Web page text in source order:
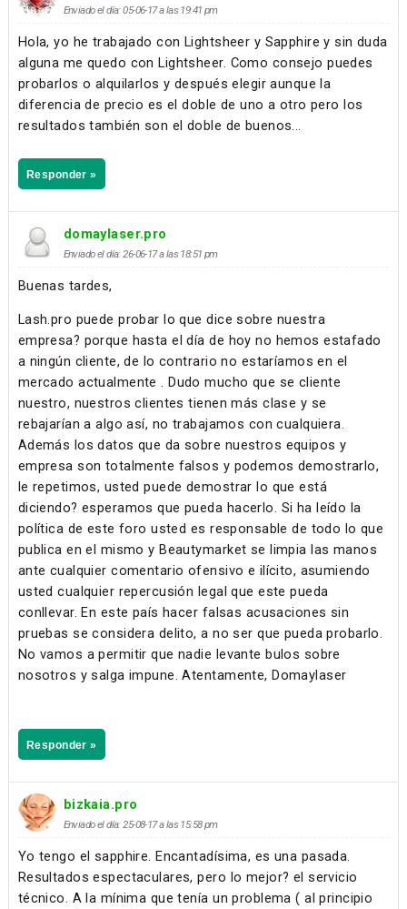
Enviado el día: 05-06-17 a las 19:41 pm
Hola, yo he trabajado con Lightsheer y Sapphire y sin duda
alguna me quedo con Lightsheer. Como consejo puedes
probarlos o alquilarlos y después elegir aunque la
diferencia de precio es el doble de uno a otro pero los
resultados también son el doble de buenos...
Responder »
domaylaser.pro
Enviado el día: 26-06-17 a las 18:51 pm
Buenas tardes,
Lash.pro puede probar lo que dice sobre nuestra
empresa? porque hasta el día de hoy no hemos estafado
a ningún cliente, de lo contrario no estaríamos en el
mercado actualmente . Dudo mucho que se cliente
nuestro, nuestros clientes tienen más clase y se
rebajarían a algo así, no trabajamos con cualquiera.
Además los datos que da sobre nuestros equipos y
empresa son totalmente falsos y podemos demostrarlo,
le repetimos, usted puede demostrar lo que está
diciendo? esperamos que pueda hacerlo. Si ha leído la
política de este foro usted es responsable de todo lo que
publica en el mismo y Beautymarket se limpia las manos
ante cualquier comentario ofensivo e ilícito, asumiendo
usted cualquier repercusión legal que este pueda
conllevar. En este país hacer falsas acusaciones sin
pruebas se considera delito, a no ser que pueda probarlo.
No vamos a permitir que nadie levante bulos sobre
nosotros y salga impune. Atentamente, Domaylaser
Responder »
bizkaia.pro
Enviado el día: 25-08-17 a las 15:58 pm
Yo tengo el sapphire. Encantadísima, es una pasada.
Resultados espectaculares, pero lo mejor? el servicio
técnico. A la mínima que tenía un problema ( al principio